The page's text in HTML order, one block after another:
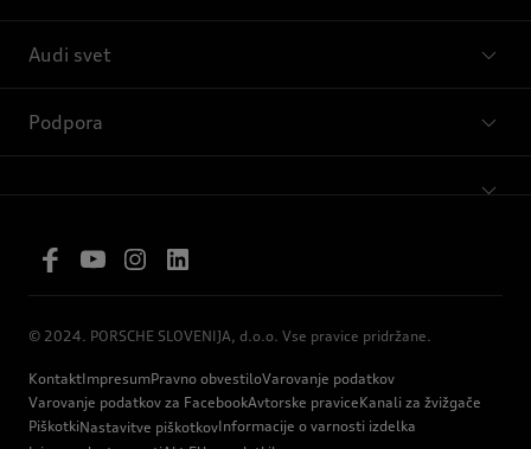
Audi svet
Podpora
© 2024. PORSCHE SLOVENIJA, d.o.o. Vse pravice pridržane.
KontaktImpresumPravno obvestiloVarovanje podatkov
Varovanje podatkov za FacebookAvtorske praviceKanali za žvižgače
PiškotkiNastavitve piškotkovInformacije o varnosti izdelka